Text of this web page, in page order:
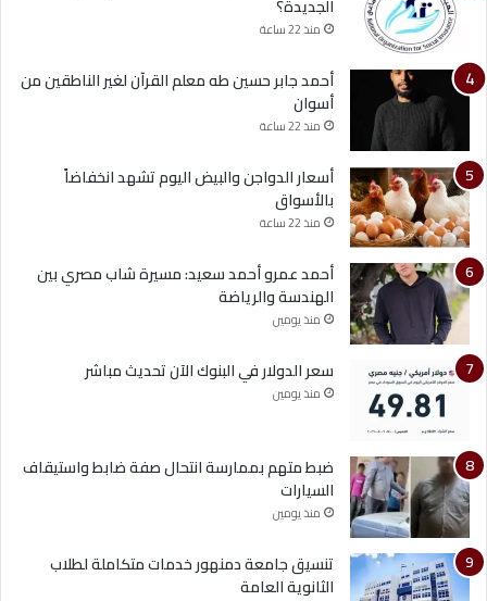
الجديدة؟
منذ 22 ساعة
أحمد جابر حسين طه معلم القرآن لغير الناطقين من
أسوان
منذ 22 ساعة
أسعار الدواجن والبيض اليوم تشهد انخفاضاً
بالأسواق
منذ 22 ساعة
أحمد عمرو أحمد سعيد: مسيرة شاب مصري بين
الهندسة والرياضة
منذ يومين
سعر الدولار في البنوك الآن تحديث مباشر
منذ يومين
ضبط متهم بممارسة انتحال صفة ضابط واستيقاف
السيارات
منذ يومين
تنسيق جامعة دمنهور خدمات متكاملة لطلاب
الثانوية العامة